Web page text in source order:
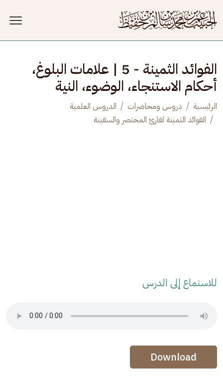
الفوائد الثمينة - 5 | علامات البلوغ ،
أحكام الاستنجاء، الوضوء، النية
الرئيسية دروس ومحاضرات
الدروس العلمية
الفوائد الثمينة لقارئ المختصر والسفينة
للاستماع إلى الدرس
Audio Stream
Audio Stream
Download